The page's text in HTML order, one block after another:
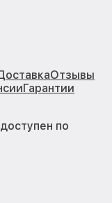
Отзывы
Гарантии
по